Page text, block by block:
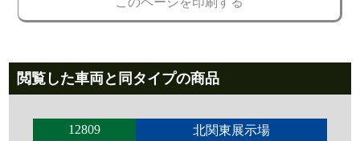
閲覧した車両と同タイプの商品
12809 北関東展示場